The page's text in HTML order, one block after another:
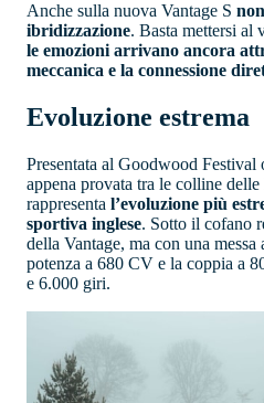
Anche sulla nuova Vantage S
ibridizzazione. Basta mettersi al
le emozioni arrivano ancora
meccanica e la connessione
Evoluzione estrema
Presentata al Goodwood Festival
appena provata tra le colline
rappresenta l’evoluzione più
sportiva inglese. Sotto il cofano
della Vantage, ma con una
potenza a 680 CV e la coppia a
e 6.000 giri.